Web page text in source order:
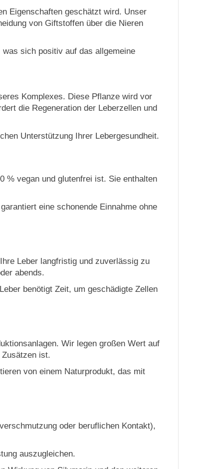
Eigenschaften geschätzt wird. Unser
von Giftstoffen über die Nieren
sich positiv auf das allgemeine
Komplexes. Diese Pflanze wird vor
die Regeneration der Leberzellen und
Unterstützung Ihrer Lebergesundheit.
% vegan und glutenfrei ist. Sie enthalten
eine schonende Einnahme ohne
Leber langfristig und zuverlässig zu
abends.
benötigt Zeit, um geschädigte Zellen
Wir legen großen Wert auf
ist.
von einem Naturprodukt, das mit
oder beruflichen Kontakt),
auszugleichen.